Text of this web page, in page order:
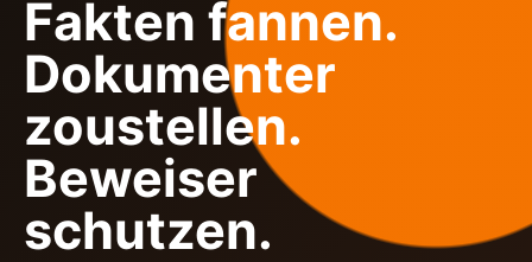
Fakten fannen.
Dokumenter
zoustellen.
Beweiser
schutzen.